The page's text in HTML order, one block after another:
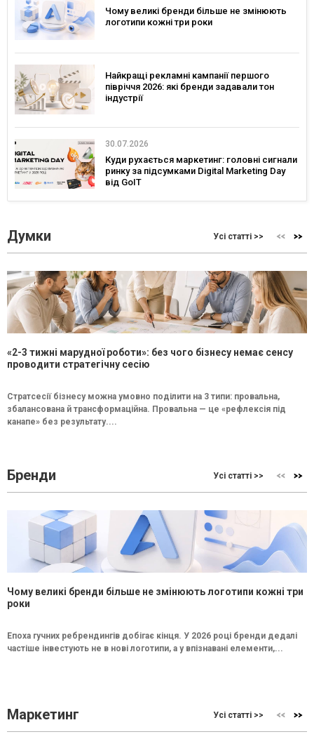
Чому великі бренди більше не змінюють
логотипи кожні три роки
Найкращі рекламні кампанії першого
півріччя 2026: які бренди задавали тон
індустрії
30.07.2026
Куди рухається маркетинг: головні сигнали
ринку за підсумками Digital Marketing Day
від GoIT
Думки Усі статті >>
«2-3 тижні марудної роботи»: без чого бізнесу немає сенсу
проводити стратегічну сесію
Стратсесії бізнесу можна умовно поділити на 3 типи: провальна,
збалансована й трансформаційна. Провальна — це «рефлексія під
канапе» без результату....
Бренди Усі статті >>
Чому великі бренди більше не змінюють логотипи кожні три
роки
Епоха гучних ребрендингів добігає кінця. У 2026 році бренди дедалі
частіше інвестують не в нові логотипи, а у впізнавані елементи,...
Маркетинг Усі статті >>